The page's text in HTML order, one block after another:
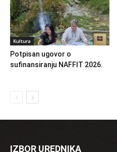
Kultura
Potpisan ugovor o
sufinansiranju NAFFIT 2026.
IZBOR UREDNIKA